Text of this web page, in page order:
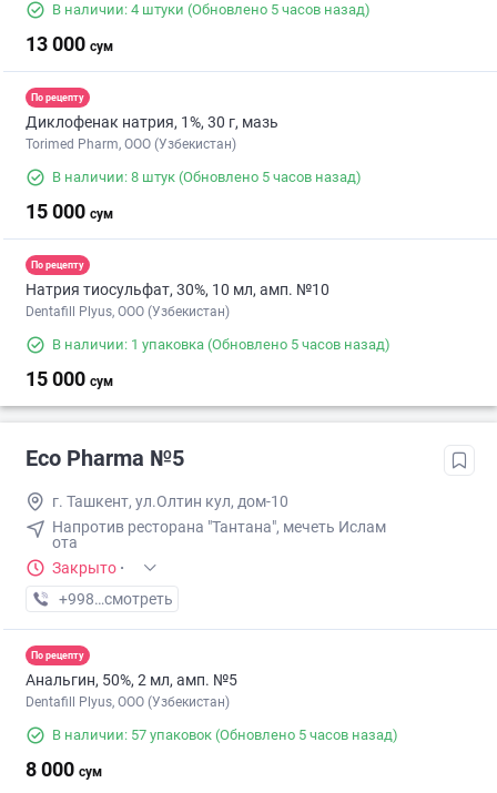
В наличии: 4 штуки (Обновлено 5 часов назад)
13 000 сум
По рецепту
Диклофенак натрия, 1%, 30 г, мазь
Torimed Pharm, OOO (Узбекистан)
В наличии: 8 штук (Обновлено 5 часов назад)
15 000 сум
По рецепту
Натрия тиосульфат, 30%, 10 мл, амп. №10
Dentafill Plyus, ООО (Узбекистан)
В наличии: 1 упаковка (Обновлено 5 часов назад)
15 000 сум
Eco Pharma №5
г. Ташкент, ул.Олтин кул, дом-10
Напротив ресторана "Тантана", мечеть Ислам
ота
Закрыто ·
+998 (55) XXX-XX-XX
смотреть
По рецепту
Анальгин, 50%, 2 мл, амп. №5
Dentafill Plyus, ООО (Узбекистан)
В наличии: 57 упаковок (Обновлено 5 часов назад)
8 000 сум